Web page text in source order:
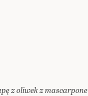
z oliwek z mascarpone